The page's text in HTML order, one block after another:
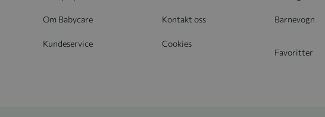
Om Babycare Kontakt oss
Kundeservice Cookies
Barnevogn
Favoritter